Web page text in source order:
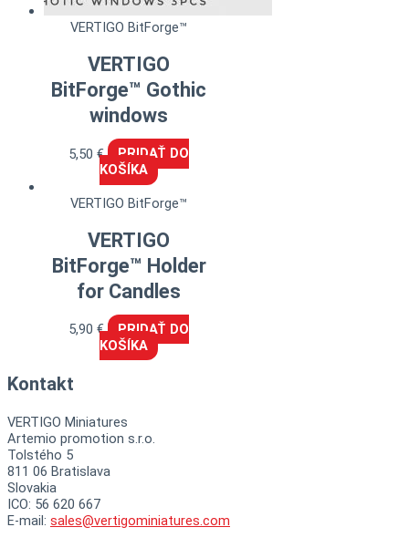
VERTIGO BitForge™
VERTIGO
BitForge™ Gothic
windows
5,50€
PRIDAŤ DO
KOŠÍKA
VERTIGO BitForge™
VERTIGO
BitForge™ Holder
for Candles
5,90€
PRIDAŤ DO
KOŠÍKA
Kontakt
VERTIGO Miniatures
Artemio promotion s.r.o.
Tolstého 5
811 06 Bratislava
Slovakia
ICO: 56 620 667
E-mail: sales@vertigominiatures.com